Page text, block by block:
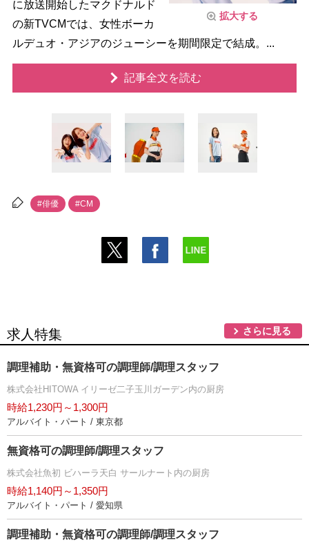
拡大する
に放送開始したマクドナルド
の新TVCMでは、女性ボーカ
ルデュオ・アジアのジューシーを期間限定で結成。...
記事全文を読む
#俳優 #CM
求人特集 さらに見る
調理補助・無資格可の調理師/調理スタッフ
株式会社HITOWA イリーゼ二子玉川ガーデン内の厨房
時給1,230円～1,300円
アルバイト・パート / 東京都
無資格可の調理師/調理スタッフ
株式会社魚初 ビハーラ天白 サールナート内の厨房
時給1,140円～1,350円
アルバイト・パート / 愛知県
調理補助・無資格可の調理師/調理スタッフ